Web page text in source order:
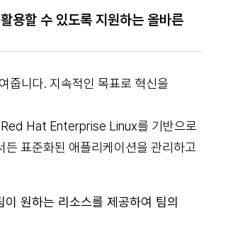
용할 수 있도록 지원하는 올바른
줍니다. 지속적인 목표로 혁신을
Hat Enterprise Linux를 기반으로
표준화된 애플리케이션을 관리하고
원하는 리소스를 제공하여 팀의